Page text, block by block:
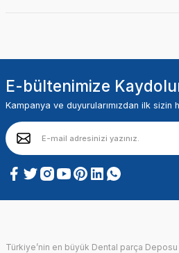
E-bültenimize
Kampanya ve duyurularımızdan ilk sizin
Türkiye’nin en büyük Dental parça